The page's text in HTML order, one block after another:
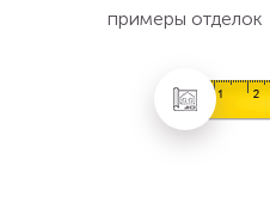
примеры отделок